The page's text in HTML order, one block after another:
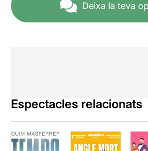
Deixa la teva
Espectacles relacionats